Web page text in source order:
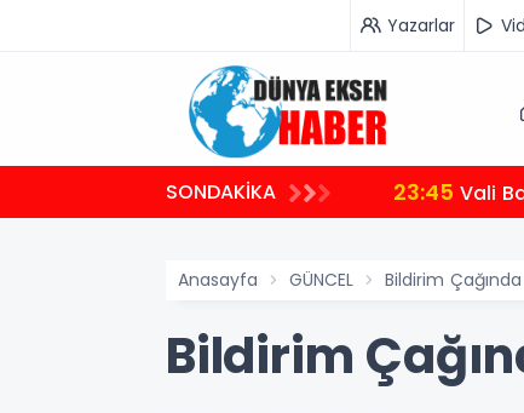
Yazarlar
SONDAKİKA 23:45 Vali
Anasayfa GÜNCEL Bildirim
Bildirim